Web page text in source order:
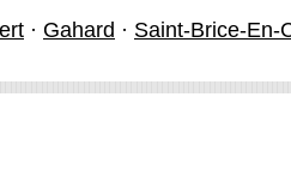
· Gahard · Saint-Brice-En-